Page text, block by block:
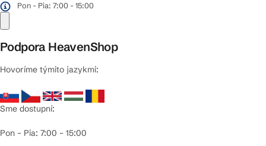
Pon - Pia: 7:00 - 15:00
Podpora HeavenShop
Hovoríme týmito jazykmi:
Sme dostupní:
Pon – Pia: 7:00 – 15:00